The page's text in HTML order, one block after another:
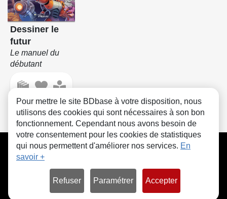
Dessiner le
futur
Le manuel du
débutant
CGU FAQ Contact Cookies
Pour mettre le site BDbase à votre disposition, nous
utilisons des cookies qui sont nécessaires à son bon
fonctionnement. Cependant nous avons besoin de
votre consentement pour les cookies de statistiques
qui nous permettent d'améliorer nos services. En
savoir +
Refuser Paramétrer Accepter